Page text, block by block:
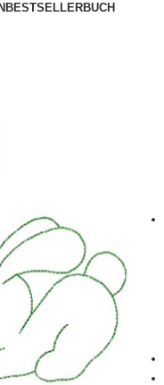
BESTSELLERBUCH